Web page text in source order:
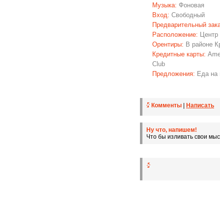
Музыка: Фоновая
Вход: Свободный
Предварительный
Расположение: Центр
Орентиры: В районе
Кредитные карты:
Club
Предложения: Еда на
Комменты Написать
Ну что, напишем!
Что бы изливать свои